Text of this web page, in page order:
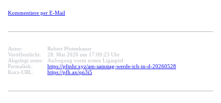
Kommentiere per E-Mail
Autor:
Robert Pfotenhauer
Veröffentlicht:
28. Mai 2026 um 17:09:23 Uhr
Abgelegt unter:
Aufregung vorm ersten Ligaspiel
Permalink:
https://pftnhr.xyz/am-samstag-werde-ich-in-d-20260528
Kurz-URL:
https://pfh.ax/qn3i5